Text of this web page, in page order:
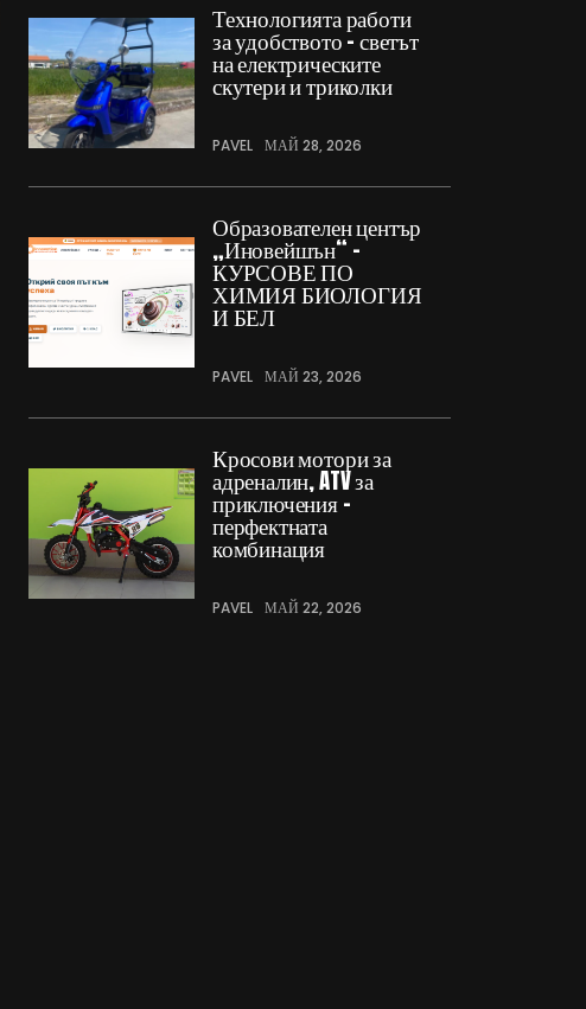
Технологията работи
за удобството – светът
на електрическите
скутери и триколки
PAVEL МАЙ 28, 2026
Образователен център
„Иновейшън“ –
КУРСОВЕ ПО
ХИМИЯ БИОЛОГИЯ
И БЕЛ
PAVEL МАЙ 23, 2026
Кросови мотори за
адреналин, ATV за
приключения –
перфектната
комбинация
PAVEL МАЙ 22, 2026